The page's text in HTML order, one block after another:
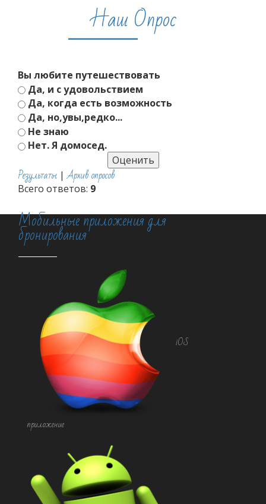
Наш Опрос
Вы любите путешествовать
Да, и с удовольствием
Да, когда есть возможность
Да, но,увы,редко...
Не знаю
Нет. Я домосед.
Результаты |Архив опросов
Всего ответов: 9
Мобильные приложения для
бронирования
iOS
приложение